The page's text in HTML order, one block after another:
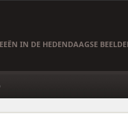
IN DE HEDENDAAGSE